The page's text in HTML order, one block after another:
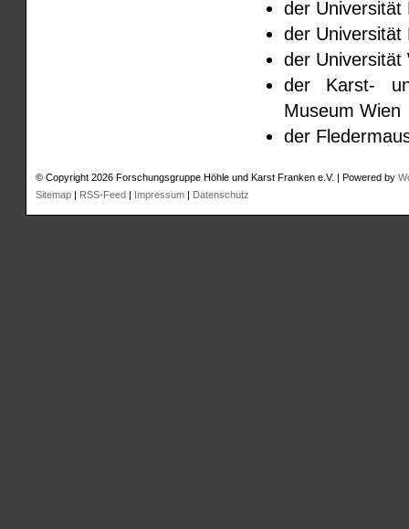
der Universität
der Universität
der Universität
der Karst-
Museum Wien
der
© Copyright 2026 Forschungsgruppe Höhle und Karst Franken e.V. | Powered by
Sitemap | RSS-Feed | Impressum | Datenschutz